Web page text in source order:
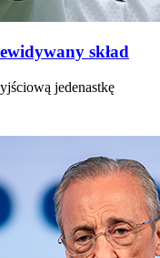
skład
jedenastkę